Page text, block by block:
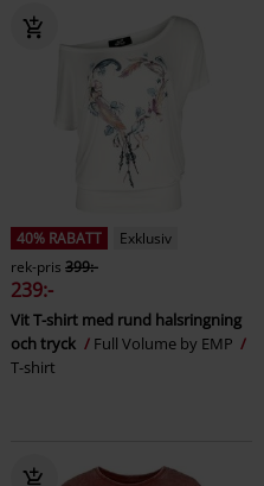
40% RABATT
Exklusiv
rek-pris 399:-
239:-
Vit T-shirt med rund halsringning
och tryck
Full Volume by EMP
T-shirt